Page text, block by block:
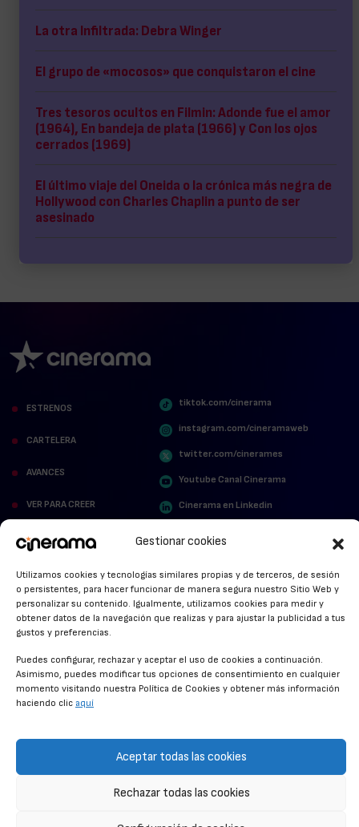
Gestionar cookies
Utilizamos cookies y tecnologías similares propias y de terceros, de sesión
o persistentes, para hacer funcionar de manera segura nuestro Sitio Web y
personalizar su contenido. Igualmente, utilizamos cookies para medir y
obtener datos de la navegación que realizas y para ajustar la publicidad a tus
gustos y preferencias.
Puedes configurar, rechazar y aceptar el uso de cookies a continuación.
Asimismo, puedes modificar tus opciones de consentimiento en cualquier
momento visitando nuestra Política de Cookies y obtener más información
haciendo clic aquí
Aceptar todas las cookies
Rechazar todas las cookies
La otra Infiltrada: Debra Winger
El grupo de «mocosos» que conquistaron el cine
Tres tesoros ocultos en Filmin: Adonde fue el amor
(1964), En bandeja de plata (1966) y Con los ojos
cerrados (1969)
El último viaje del Oneida o la crónica más negra de
Hollywood con Charles Chaplin a punto de ser
asesinado
ESTRENOS
CARTELERA
AVANCES
VER PARA CREER
MIRA QUIÉN HABLA
ALFOMBRA ROJA
ANUNCIOS DE CINE
tiktok.com/cinerama
instagram.com/cineramaweb
twitter.com/cinerames
Youtube Canal Cinerama
Cinerama en Linkedin
POLÍTICA DE PRIVACIDAD